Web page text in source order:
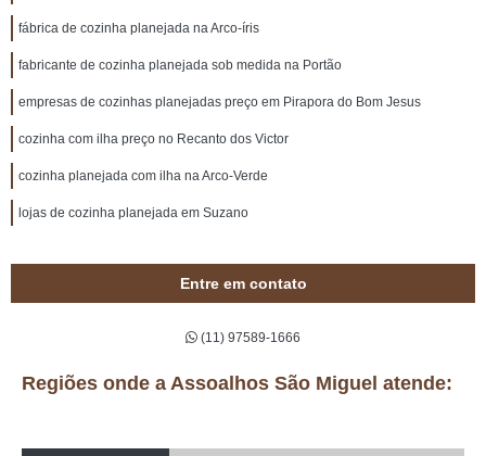
fábrica de cozinha planejada na Arco-íris
fabricante de cozinha planejada sob medida na Portão
empresas de cozinhas planejadas preço em Pirapora do Bom Jesus
cozinha com ilha preço no Recanto dos Victor
cozinha planejada com ilha na Arco-Verde
lojas de cozinha planejada em Suzano
Entre em contato
(11) 97589-1666
Regiões onde a Assoalhos São Miguel atende: